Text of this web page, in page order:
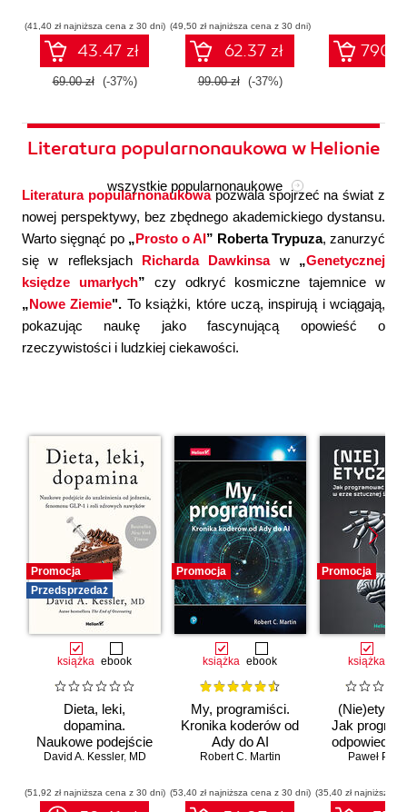
sztucznej
(41,40 zł najniższa cena z 30 dni)
43.47 zł
69.00 zł (-37%)
wieloagentowych
(49,50 zł najniższa cena z 30 dni)
62.37 zł
99.00 zł (-37%)
Literatura popularnonaukowa w Helionie
Literatura popularnonaukowapozwala spojrzeć na świat z
nowej perspektywy, bez zbędnego akademickiego dystansu.
Warto sięgnąć po „Prosto o AI” Roberta Trypuza, zanurzyć
się w refleksjach Richarda Dawkinsaw „Genetycznej
księdze umarłych” czy odkryć kosmiczne tajemnice w
„Nowe Ziemie". To książki, które uczą, inspirują i wciągają,
pokazując naukę jako fascynującą opowieść o
rzeczywistości i ludzkiej ciekawości.
wszystkie popularnonaukowe
Promocja
Przedsprzedaż
książka ebook
Dieta, leki,
dopamina.
Naukowe podejście
do uzależnienia od
GLP-1 i roli
zdrowych nawyków
David A. Kessler, MD
(51,92 zł najniższa cena z 30 dni)
Promocja
książka ebook
My, programiści.
Kronika koderów od
Ady do AI
Robert C. Martin
(53,40 zł najniższa cena z 30 dni)
Promocja
książka
Jak
erze
Paweł
(35,40 zł najniższa